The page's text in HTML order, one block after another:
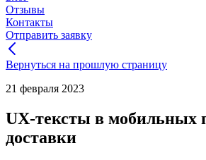
Отзывы
Контакты
Отправить заявку
Вернуться на прошлую страницу
21 февраля 2023
UX-тексты в мобильных
доставки